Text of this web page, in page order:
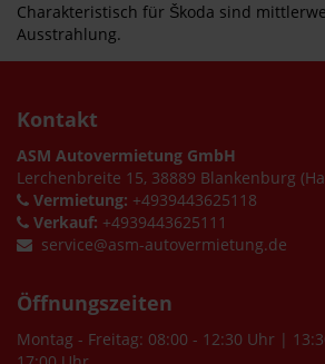
Charakteristisch für Škoda sind
Ausstrahlung.
Kontakt
ASM Autovermietung GmbH
Lerchenbreite 15, 38889 Blankenburg
Vermietung: +4939443625118
Verkauf: +4939443625111
service@asm-autovermietung.de
Öffnungszeiten
Montag - Freitag: 08:00 - 12:30 Uhr |